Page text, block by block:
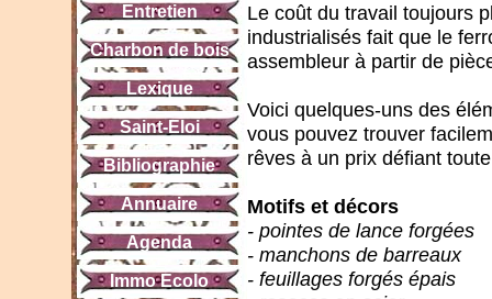
Entretien
Charbon de bois
Lexique
Saint-Eloi
Bibliographie
Annuaire
Agenda
Immo Ecolo
Le coût du travail toujours
industrialisés fait que le
assembleur à partir de
Voici quelques-uns des
vous pouvez trouver
rêves à un prix défiant
Motifs et décors
- pointes de lance forgées
- manchons de barreaux
- feuillages forgés épais